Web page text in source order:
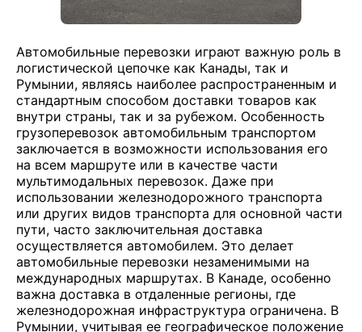
Автомобильные перевозки играют важную роль в
логистической цепочке как Канады, так и
Румынии, являясь наиболее распространенным и
стандартным способом доставки товаров как
внутри страны, так и за рубежом. Особенность
грузоперевозок автомобильным транспортом
заключается в возможности использования его
на всем маршруте или в качестве части
мультимодальных перевозок. Даже при
использовании железнодорожного транспорта
или других видов транспорта для основной части
пути, часто заключительная доставка
осуществляется автомобилем. Это делает
автомобильные перевозки незаменимыми на
международных маршрутах. В Канаде, особенно
важна доставка в отдаленные регионы, где
железнодорожная инфраструктура ограничена. В
Румынии, учитывая ее географическое положение